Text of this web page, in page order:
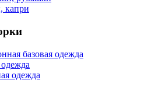
капри
базовая одежда
одежда